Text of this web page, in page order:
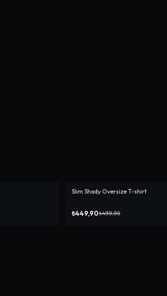
-%10
Slım Shady Oversize T-shirt
₺449,90₺499,90